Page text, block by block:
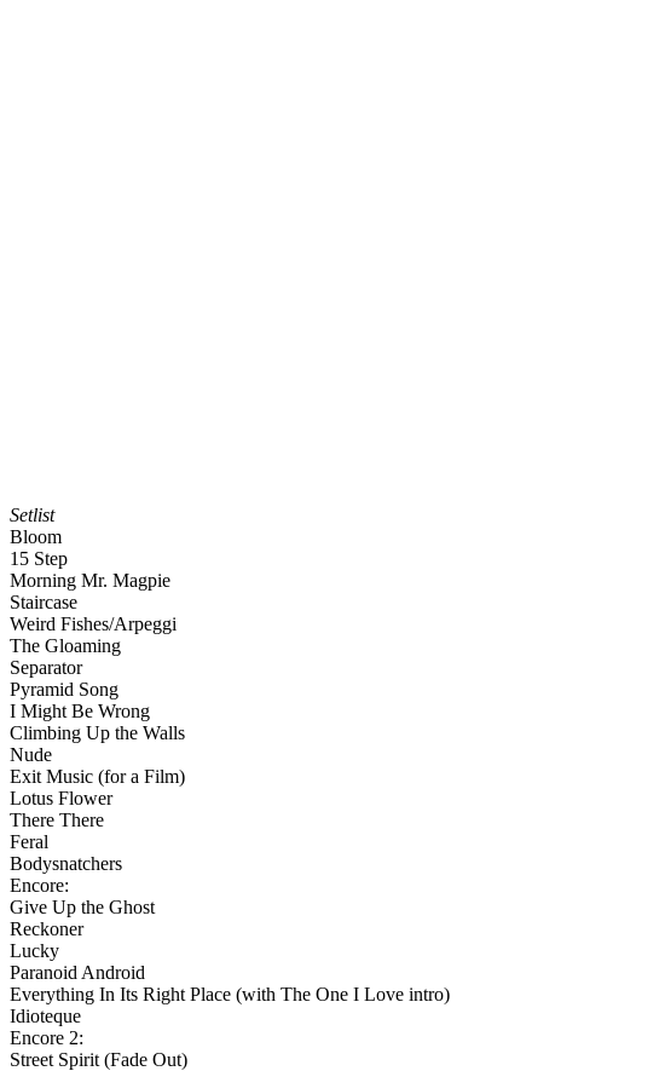
Setlist
Bloom
15 Step
Morning Mr. Magpie
Staircase
Weird Fishes/Arpeggi
The Gloaming
Separator
Pyramid Song
I Might Be Wrong
Climbing Up the Walls
Nude
Exit Music (for a Film)
Lotus Flower
There There
Feral
Bodysnatchers
Encore:
Give Up the Ghost
Reckoner
Lucky
Paranoid Android
Everything In Its Right Place (with The One I Love intro)
Idioteque
Encore 2:
Street Spirit (Fade Out)